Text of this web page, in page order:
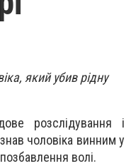
який убив рідну
розслідування і
чоловіка винним у
волі.